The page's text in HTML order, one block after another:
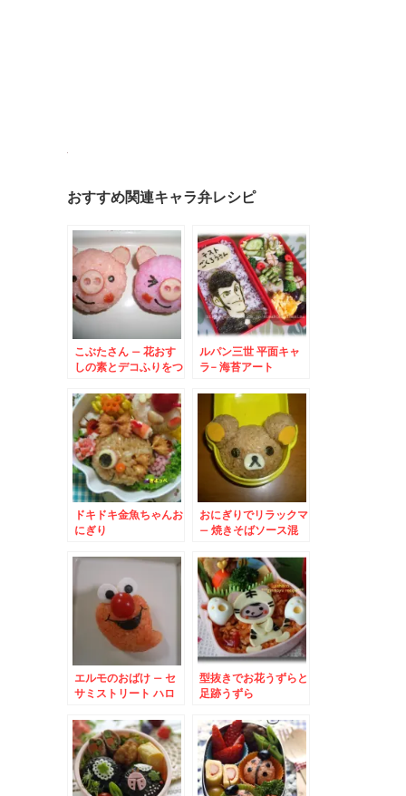
おすすめ関連キャラ弁レシピ
こぶたさん – 花おす
しの素とデコふりをつ
ルパン三世 平面キャ
ラ- 海苔アート
ドキドキ金魚ちゃんお
にぎり
おにぎりでリラックマ
– 焼きそばソース混
エルモのおばけ – セ
サミストリート ハロ
ELMO
型抜きでお花うずらと
足跡うずら